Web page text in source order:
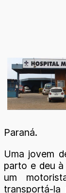
Paraná.
Uma jovem
parto e deu
um
transportá-